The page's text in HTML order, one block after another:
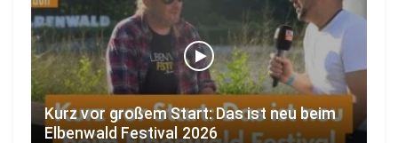
Kurz vor großem Start: Das ist neu beim
Elbenwald Festival 2026